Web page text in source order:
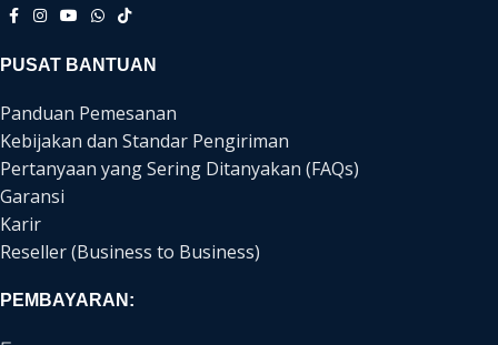
PUSAT BANTUAN
Panduan Pemesanan
Kebijakan dan Standar Pengiriman
Pertanyaan yang Sering Ditanyakan (FAQs)
Garansi
Karir
Reseller (Business to Business)
PEMBAYARAN: